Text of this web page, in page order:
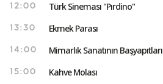
12:00 Türk Sineması "Pırdino"
13:30 Ekmek Parası
14:00 Mimarlık Sanatının Başyapıtları
15:00 Kahve Molası